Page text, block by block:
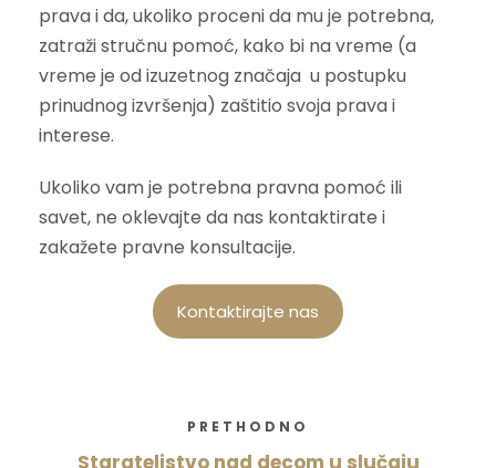
prava i da, ukoliko proceni da mu je potrebna,
zatraži stručnu pomoć, kako bi na vreme (a
vreme je od izuzetnog značaja u postupku
prinudnog izvršenja) zaštitio svoja prava i
interese.
Ukoliko vam je potrebna pravna pomoć ili
savet, ne oklevajte da nas kontaktirate i
zakažete pravne konsultacije.
Kontaktirajte nas
PRETHODNO
Starateljstvo nad decom u slučaju